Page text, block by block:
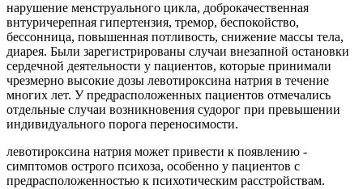
нарушение менструального цикла, доброкачественная
внтуричерепная гипертензия, тремор, беспокойство,
бессонница, повышенная потливость, снижение массы тела,
диарея. Были зарегистрированы случаи внезапной остановки
сердечной деятельности у пациентов, которые принимали
чрезмерно высокие дозы левотироксина натрия в течение
многих лет. У предрасположенных пациентов отмечались
отдельные случаи возникновения судорог при превышении
индивидуального порога переносимости.
­левотироксина ­натрия ­может ­привести ­к ­появлению ­
симптомов­ острого ­психоза, ­особенно ­у ­пациентов ­с
предрасположенностью ­к ­психотическим ­расстройствам.